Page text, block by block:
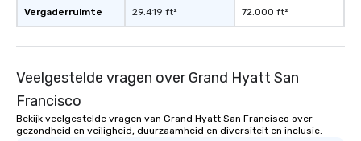
leave. Location, Location, Location
One of the best
restaurants are within
members a chance
Vergaderruimte 29.419 ft² 72.000 ft²
Veelgestelde vragen over Grand Hyatt San
Francisco
Bekijk veelgestelde vragen van Grand Hyatt San Francisco over
gezondheid en veiligheid, duurzaamheid en diversiteit en inclusie.